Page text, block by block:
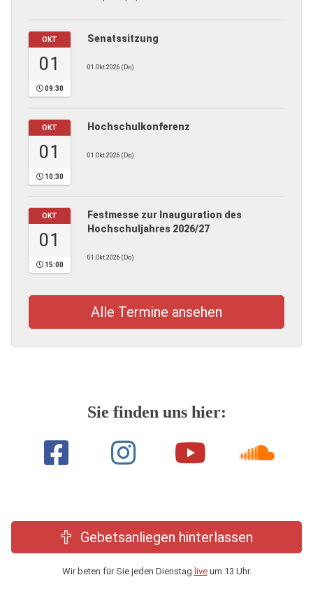
OKT
01
09:30
Senatssitzung
01.Okt.2026 (Do)
OKT
01
10:30
Hochschulkonferenz
01.Okt.2026 (Do)
OKT
01
15:00
Festmesse zur Inauguration des
Hochschuljahres 2026/27
01.Okt.2026 (Do)
Alle Termine ansehen
Sie finden uns hier:
Gebetsanliegen hinterlassen
Wir beten für Sie jeden Dienstag liveum 13 Uhr.